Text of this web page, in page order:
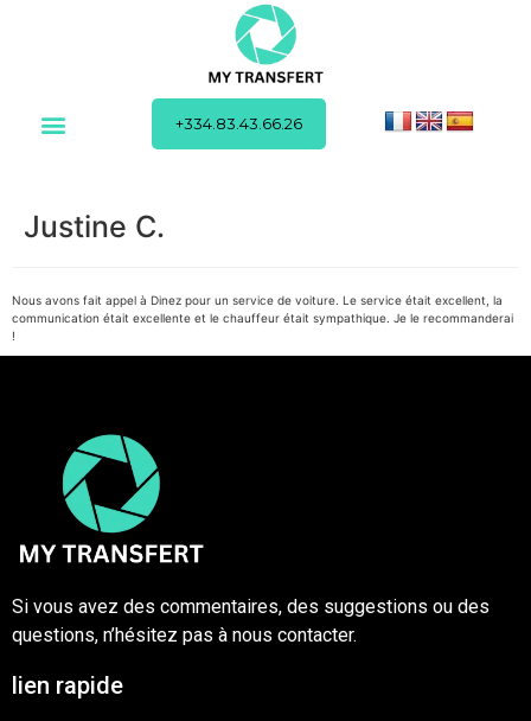
+334.83.43.66.26
Justine C.
Nous avons fait appel à Dinez pour un service de voiture. Le service était excellent, la
communication était excellente et le chauffeur était sympathique. Je le recommanderai
!
Si vous avez des commentaires, des suggestions ou des
questions, n’hésitez pas à nous contacter.
lien rapide